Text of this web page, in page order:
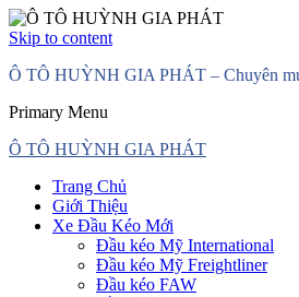
Skip to content
Ô TÔ HUỲNH GIA PHÁT – Chuyên
Primary Menu
Ô TÔ HUỲNH GIA PHÁT
Trang Chủ
Giới Thiệu
Xe Đầu Kéo Mới
Đầu kéo Mỹ International
Đầu kéo Mỹ Freightliner
Đầu kéo FAW